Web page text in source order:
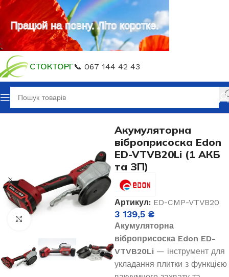
СТОКТОРГ📞 067 144 42 43
Головна Акумуляторний інструмент
Клацніть, щоб збільшити
Акумуляторна
віброприсоска Edon
ED-VTVB20Li (1 АКБ
та ЗП)
Артикул: ED-CMP-VTVB20
3 139,5 ₴
Акумуляторна
віброприсоска Edon ED-
VTVB20Li — інструмент для
укладання плитки з функцією
Працюй на повну. Літо коротке.